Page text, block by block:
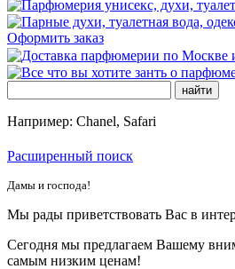
Оформить заказ
Например: Chanel, Safari
Расширенный поиск
Дамы и господа!
Мы рады приветствовать Вас в
Сегодня мы предлагаем Вашему
самым низким ценам!